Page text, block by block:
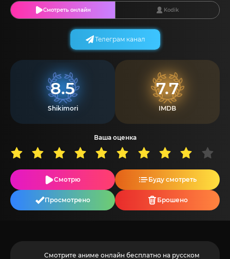
Смотреть онлайн Kodik
8.5
Shikimori
7.7
IMDB
Ваша оценка
Смотрю Буду смотреть
Просмотрено Брошено
Телеграм канал
Смотрите аниме онлайн бесплатно на русском